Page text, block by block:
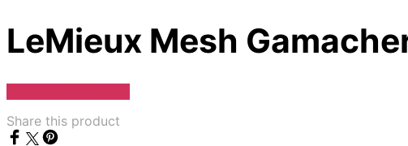
LeMieux Mesh
Share this product